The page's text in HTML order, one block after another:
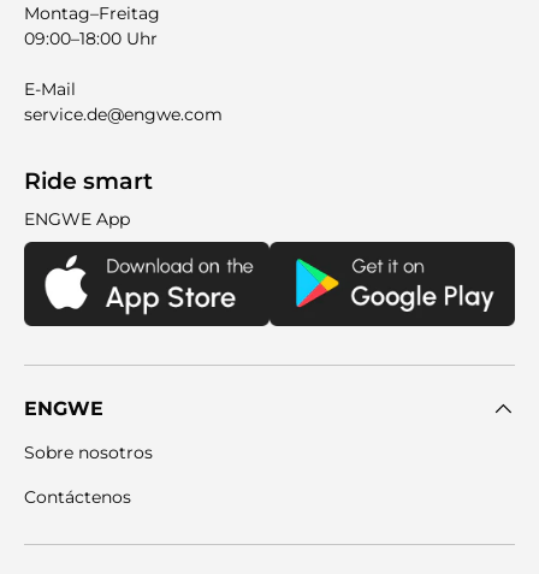
Montag–Freitag
09:00–18:00 Uhr
E-Mail
service.de@engwe.com
Ride smart
ENGWE App
ENGWE
Sobre nosotros
Contáctenos